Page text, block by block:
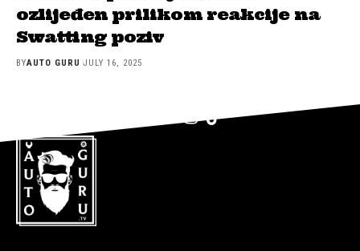
ozlijeđen prilikom reakcije na
Swatting poziv
BYAUTO GURU JULY 16, 2025